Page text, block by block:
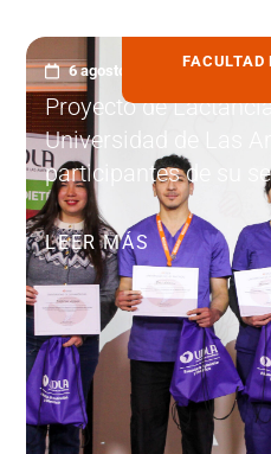
FACULTAD
6 agosto, 2026
Proyecto de
Universidad de Las
participantes de su
LEER MÁS